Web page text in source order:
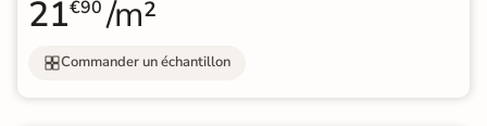
21€90 /m²
Commander un échantillon